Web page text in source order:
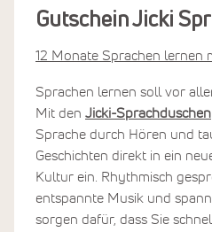
Gutschein Jicki
12 Monate Sprachen lernen
Sprachen lernen soll vor
Mit den Jicki-Sprachduschen
Sprache durch Hören und
Geschichten direkt in ein
Kultur ein. Rhythmisch
entspannte Musik und
sorgen dafür, dass Sie